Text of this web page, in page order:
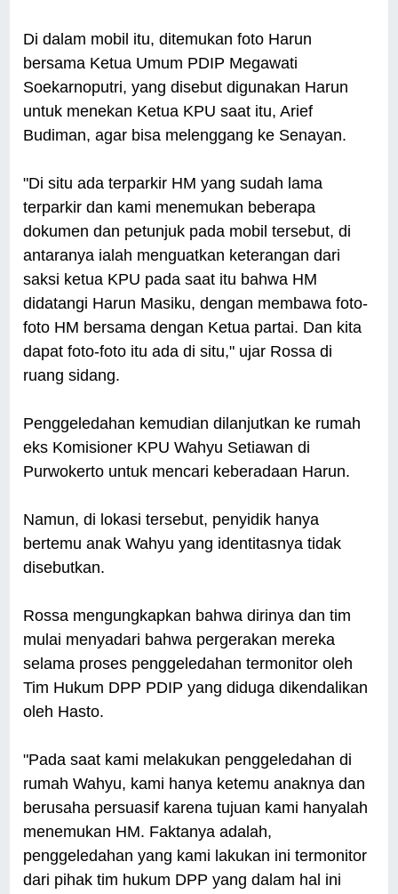
Di dalam mobil itu, ditemukan foto Harun
bersama Ketua Umum PDIP Megawati
Soekarnoputri, yang disebut digunakan Harun
untuk menekan Ketua KPU saat itu, Arief
Budiman, agar bisa melenggang ke Senayan.
"Di situ ada terparkir HM yang sudah lama
terparkir dan kami menemukan beberapa
dokumen dan petunjuk pada mobil tersebut, di
antaranya ialah menguatkan keterangan dari
saksi ketua KPU pada saat itu bahwa HM
didatangi Harun Masiku, dengan membawa foto-
foto HM bersama dengan Ketua partai. Dan kita
dapat foto-foto itu ada di situ," ujar Rossa di
ruang sidang.
Penggeledahan kemudian dilanjutkan ke rumah
eks Komisioner KPU Wahyu Setiawan di
Purwokerto untuk mencari keberadaan Harun.
Namun, di lokasi tersebut, penyidik hanya
bertemu anak Wahyu yang identitasnya tidak
disebutkan.
Rossa mengungkapkan bahwa dirinya dan tim
mulai menyadari bahwa pergerakan mereka
selama proses penggeledahan termonitor oleh
Tim Hukum DPP PDIP yang diduga dikendalikan
oleh Hasto.
"Pada saat kami melakukan penggeledahan di
rumah Wahyu, kami hanya ketemu anaknya dan
berusaha persuasif karena tujuan kami hanyalah
menemukan HM. Faktanya adalah,
penggeledahan yang kami lakukan ini termonitor
dari pihak tim hukum DPP yang dalam hal ini